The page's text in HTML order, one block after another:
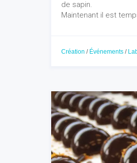
de sapin.
Maintenant il est
Création / Événements /